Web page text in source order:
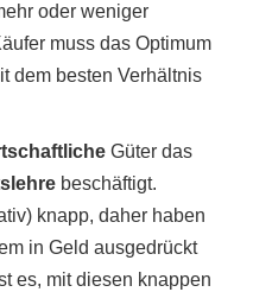
oder weniger
muss das Optimum
dem besten Verhältnis
Güter das
beschäftigt.
knapp, daher haben
in Geld ausgedrückt
es, mit diesen knappen